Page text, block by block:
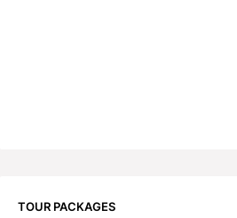
TOUR PACKAGES